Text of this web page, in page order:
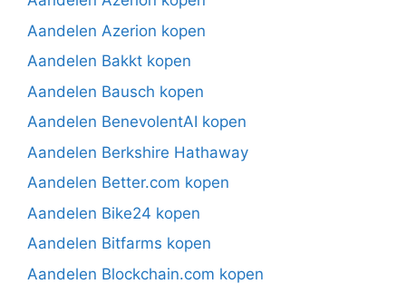
Aandelen Azerion kopen
Aandelen Bakkt kopen
Aandelen Bausch kopen
Aandelen BenevolentAI kopen
Aandelen Berkshire Hathaway
Aandelen Better.com kopen
Aandelen Bike24 kopen
Aandelen Bitfarms kopen
Aandelen Blockchain.com kopen